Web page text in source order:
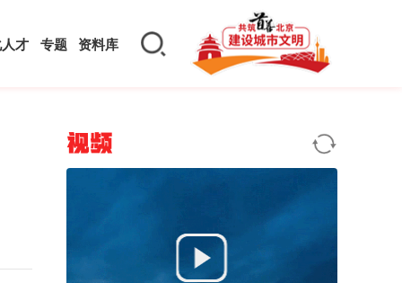
才 专题 资料库
视频